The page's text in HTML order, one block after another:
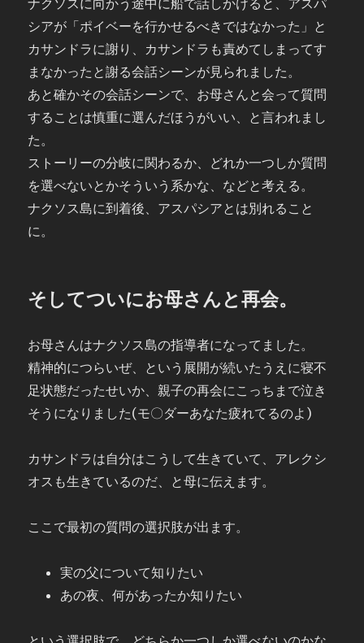
ナクソスに向かう途中に船で話しかけると、アスパ
シアが「ポイベーを行かせるべきではなかった」と
カサンドラに謝り、カサンドラも責めてしまってす
まなかったと謝る会話シーンが見られました。
あと確かその会話シーンで、お母さんと会って質問
することは慎重に選んだほうがいい、と言われまし
た。
ストーリーの分岐に関わるか、どれか一つしか質問
を選べないとかそういう系かな、などと考える。
ナクソス島に到着後、アスパシアとは別れること
に。
そしてついにお母さんと再会。
お母さんはナクソス島の指導者になってました。
精神的につらいぜ、という展開が続いたうえに寝不
足状態だったせいか、親子の再会にこっちまで泣き
そうになりました(モ〇ダーあなた疲れてるのよ)
カサンドラは自分はこうして生きていて、アレクシ
オスも生きているのだ、と母に伝えます。
ここで最初の質問の選択肢が出ます。
実の父について知りたい
あの夜、何があったか知りたい